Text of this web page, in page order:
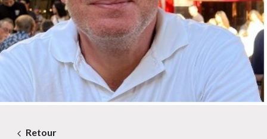
Retour